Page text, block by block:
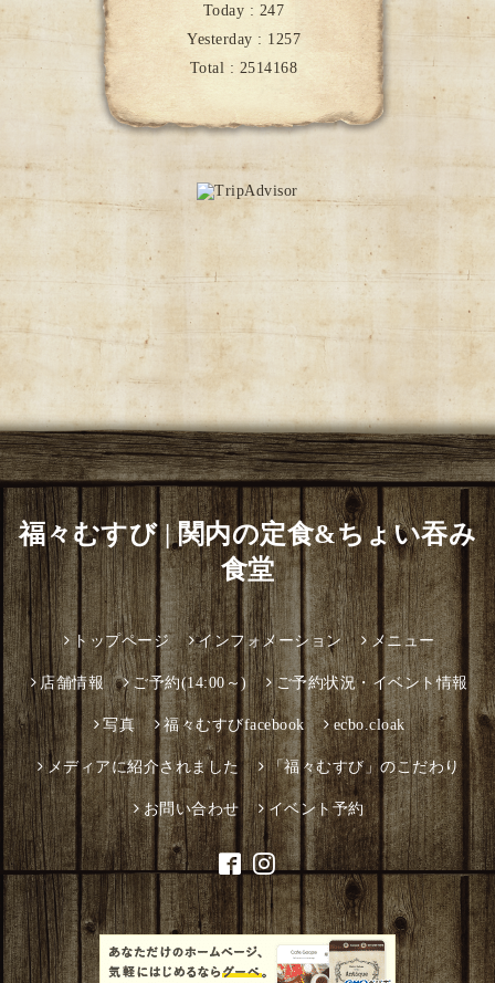
Today : 247
Yesterday : 1257
Total : 2514168
福々むすび | 関内の定食&ちょい吞み
食堂
トップページ インフォメーション メニュー
店舗情報 ご予約(14:00～) ご予約状況・イベント情報
写真 福々むすびfacebook ecbo.cloak
メディアに紹介されました 「福々むすび」のこだわり
お問い合わせ イベント予約